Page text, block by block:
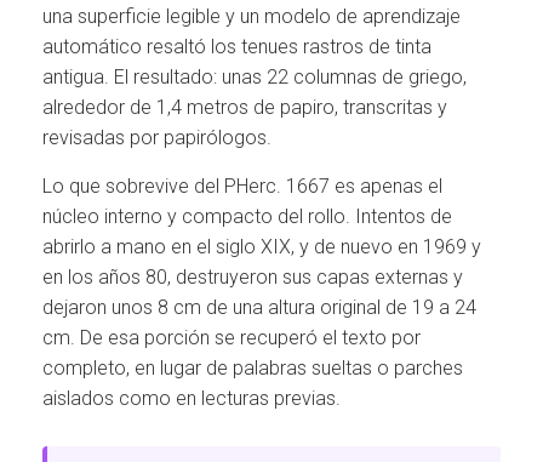
una superficie legible y un modelo de aprendizaje
automático resaltó los tenues rastros de tinta
antigua. El resultado: unas 22 columnas de griego,
alrededor de 1,4 metros de papiro, transcritas y
revisadas por papirólogos.
Lo que sobrevive del PHerc. 1667 es apenas el
núcleo interno y compacto del rollo. Intentos de
abrirlo a mano en el siglo XIX, y de nuevo en 1969 y
en los años 80, destruyeron sus capas externas y
dejaron unos 8 cm de una altura original de 19 a 24
cm. De esa porción se recuperó el texto por
completo, en lugar de palabras sueltas o parches
aislados como en lecturas previas.